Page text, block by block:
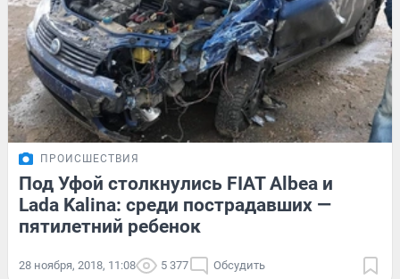
ПРОИСШЕСТВИЯ
Под Уфой столкнулись FIAT Albea и
Lada Kalina: среди пострадавших —
пятилетний ребенок
28 ноября, 2018, 11:08 5 377 Обсудить